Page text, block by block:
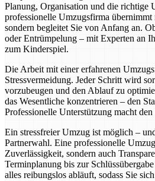
Planung, Organisation und die richtige
professionelle Umzugsfirma übernimmt
sondern begleitet Sie von Anfang an.
oder Entrümpelung – mit Experten an
zum Kinderspiel.
Die Arbeit mit einer erfahrenen
Stressvermeidung. Jeder Schritt wird
vorzubeugen und den Ablauf zu
das Wesentliche konzentrieren – den
Professionelle Unterstützung macht
Ein stressfreier Umzug ist möglich –
Partnerwahl. Eine professionelle
Zuverlässigkeit, sondern auch
Terminplanung bis zur
alles reibungslos abläuft, sodass Sie